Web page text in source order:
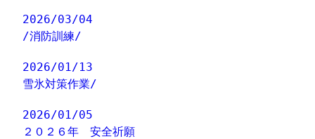
2026/03/04
/消防訓練/
2026/01/13
雪氷対策作業/
2026/01/05
２０２６年 安全祈願